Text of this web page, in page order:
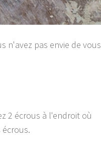
n'avez pas envie de vous
2 écrous à l'endroit où